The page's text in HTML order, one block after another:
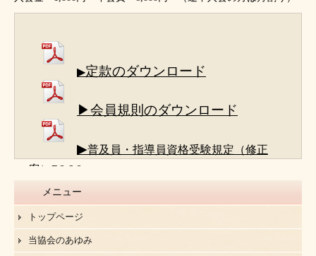
▶定款のダウンロード
▶会員規則のダウンロード
▶普及員・指導員資格受験規定（修正
案）R8.6.8
メニュー
トップページ
当協会のあゆみ